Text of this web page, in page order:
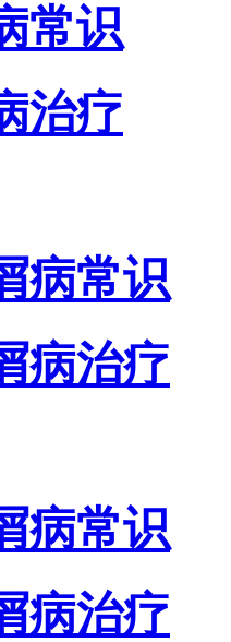
常识
治疗
病常识
病治疗
病常识
病治疗